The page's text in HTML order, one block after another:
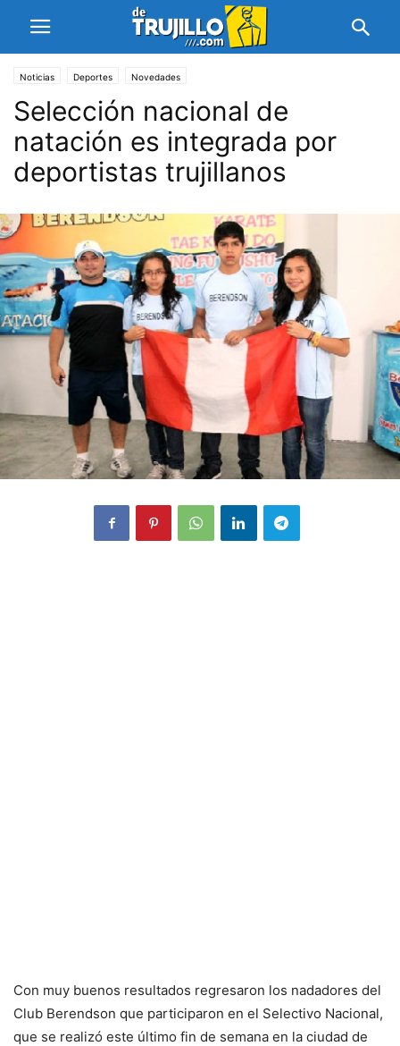
Noticias Deportes Novedades
Selección nacional de
natación es integrada por
deportistas trujillanos
Con muy buenos resultados regresaron los nadadores del
Club Berendson que participaron en el Selectivo Nacional,
que se realizó este último fin de semana en la ciudad de